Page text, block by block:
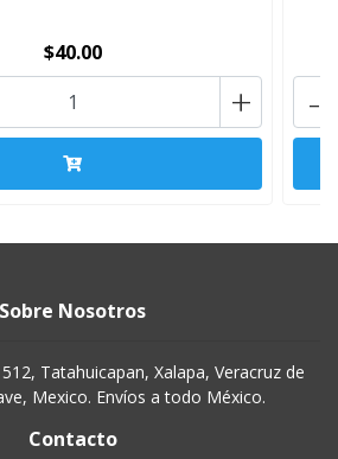
$40.00
+ -
Sobre Nosotros
Tatahuicapan, Xalapa, Veracruz de
Mexico. Envíos a todo México.
Contacto